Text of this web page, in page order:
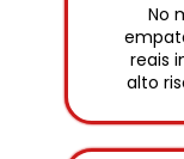
No
reais
alto